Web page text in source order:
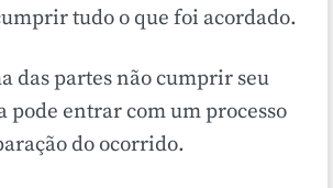
tudo o que foi acordado.
das partes não cumprir seu
pode entrar com um processo
do ocorrido.